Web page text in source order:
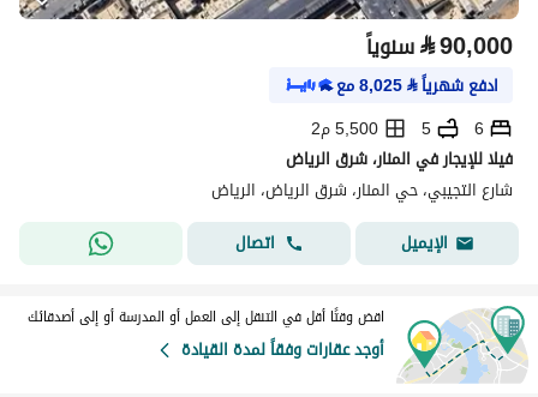
⃁90,000 سنوياً
ادفع شهرياً⃁
8,025مع
6
5
5,500 م2
فيلا للإيجار في المنار، شرق الرياض
شارع التجيبي، حي المنار، شرق الرياض، الرياض
الإيميل
اتصال
اقض وقتًا أقل في التنقل إلى العمل أو المدرسة أو إلى أصدقائك
أوجد عقارات وفقاً لمدة القيادة